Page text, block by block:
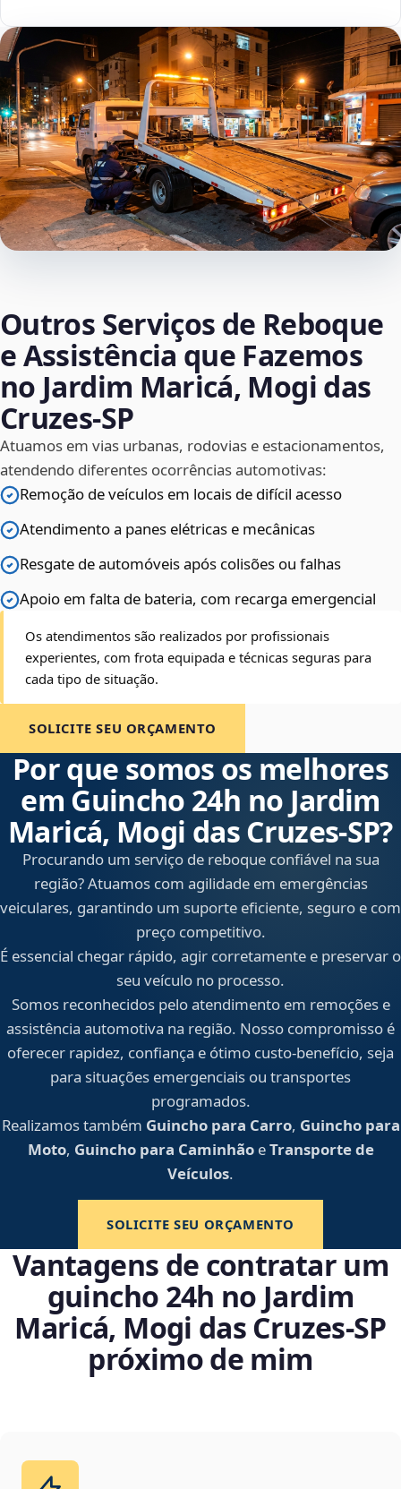
Outros Serviços de Reboque
e Assistência que Fazemos
no Jardim Maricá, Mogi das
Cruzes‑SP
Atuamos em vias urbanas, rodovias e estacionamentos,
atendendo diferentes ocorrências automotivas:
Remoção de veículos em locais de difícil acesso
Atendimento a panes elétricas e mecânicas
Resgate de automóveis após colisões ou falhas
Apoio em falta de bateria, com recarga emergencial
Os atendimentos são realizados por profissionais
experientes, com frota equipada e técnicas seguras para
cada tipo de situação.
SOLICITE SEU ORÇAMENTO
Por que somos os melhores
em Guincho 24h no Jardim
Maricá, Mogi das Cruzes‑SP?
Procurando um serviço de reboque confiável na sua
região? Atuamos com agilidade em emergências
veiculares, garantindo um suporte eficiente, seguro e com
preço competitivo.
É essencial chegar rápido, agir corretamente e preservar o
seu veículo no processo.
Somos reconhecidos pelo atendimento em remoções e
assistência automotiva na região. Nosso compromisso é
oferecer rapidez, confiança e ótimo custo-benefício, seja
para situações emergenciais ou transportes
programados.
Realizamos também Guincho para Carro, Guincho para
Moto, Guincho para CaminhãoeTransporte de
Veículos.
SOLICITE SEU ORÇAMENTO
Vantagens de contratar um
guincho 24h no Jardim
Maricá, Mogi das Cruzes‑SP
próximo de mim